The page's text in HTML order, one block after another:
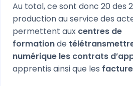
Au total, ce sont donc 20 des
production au service des
permettent aux centres de
formationde
numérique les contrats
apprentis ainsi que les